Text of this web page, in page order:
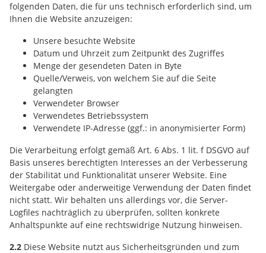
folgenden Daten, die für uns technisch erforderlich sind, um
Ihnen die Website anzuzeigen:
Unsere besuchte Website
Datum und Uhrzeit zum Zeitpunkt des Zugriffes
Menge der gesendeten Daten in Byte
Quelle/Verweis, von welchem Sie auf die Seite
gelangten
Verwendeter Browser
Verwendetes Betriebssystem
Verwendete IP-Adresse (ggf.: in anonymisierter Form)
Die Verarbeitung erfolgt gemäß Art. 6 Abs. 1 lit. f DSGVO auf
Basis unseres berechtigten Interesses an der Verbesserung
der Stabilität und Funktionalität unserer Website. Eine
Weitergabe oder anderweitige Verwendung der Daten findet
nicht statt. Wir behalten uns allerdings vor, die Server-
Logfiles nachträglich zu überprüfen, sollten konkrete
Anhaltspunkte auf eine rechtswidrige Nutzung hinweisen.
2.2 Diese Website nutzt aus Sicherheitsgründen und zum